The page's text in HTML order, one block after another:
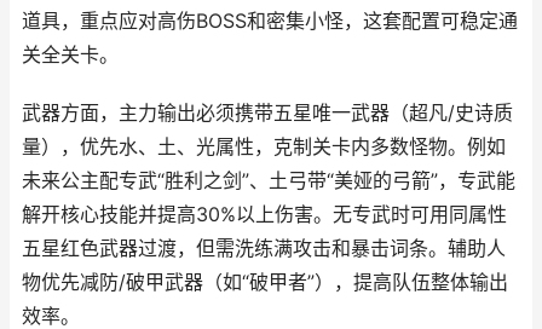
道具，重点应对高伤BOSS和密集小怪，这套配置可稳定通
关全关卡。
武器方面，主力输出必须携带五星唯一武器（超凡/史诗质
量），优先水、土、光属性，克制关卡内多数怪物。例如
未来公主配专武“胜利之剑”、土弓带“美娅的弓箭”，专武能
解开核心技能并提高30%以上伤害。无专武时可用同属性
五星红色武器过渡，但需洗练满攻击和暴击词条。辅助人
物优先减防/破甲武器（如“破甲者”），提高队伍整体输出
效率。